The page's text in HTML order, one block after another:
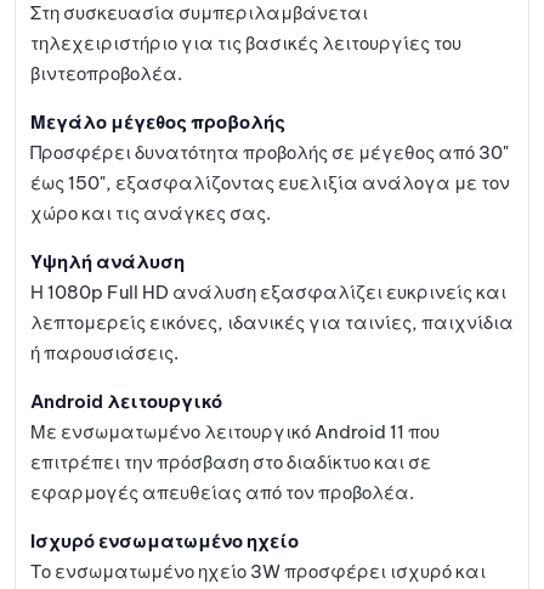
Στη συσκευασία συμπεριλαμβάνεται
τηλεχειριστήριο για τις βασικές λειτουργίες του
βιντεοπροβολέα.
Μεγάλο μέγεθος προβολής
Προσφέρει δυνατότητα προβολής σε μέγεθος από 30"
έως 150", εξασφαλίζοντας ευελιξία ανάλογα με τον
χώρο και τις ανάγκες σας.
Υψηλή ανάλυση
Η 1080p Full HD ανάλυση εξασφαλίζει ευκρινείς και
λεπτομερείς εικόνες, ιδανικές για ταινίες, παιχνίδια
ή παρουσιάσεις.
Android λειτουργικό
Με ενσωματωμένο λειτουργικό Android 11 που
επιτρέπει την πρόσβαση στο διαδίκτυο και σε
εφαρμογές απευθείας από τον προβολέα.
Ισχυρό ενσωματωμένο ηχείο
Το ενσωματωμένο ηχείο 3W προσφέρει ισχυρό και